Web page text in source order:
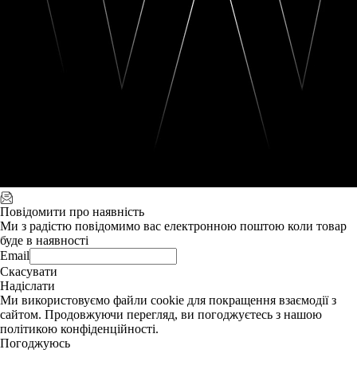
Повідомити про наявність
Ми з радістю повідомимо вас електронною поштою коли товар
буде в наявності
Email
Скасувати
Надіслати
Ми використовуємо файли cookie для покращення взаємодії з
сайтом. Продовжуючи перегляд, ви погоджуєтесь з нашою
політикою конфіденційності.
Погоджуюсь